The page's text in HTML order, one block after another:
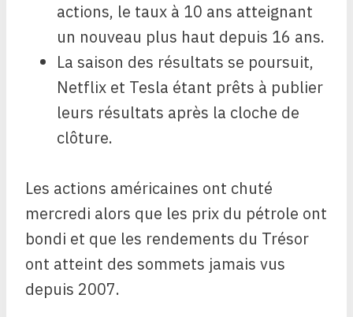
actions, le taux à 10 ans atteignant
un nouveau plus haut depuis 16 ans.
La saison des résultats se poursuit,
Netflix et Tesla étant prêts à publier
leurs résultats après la cloche de
clôture.
Les actions américaines ont chuté
mercredi alors que les prix du pétrole ont
bondi et que les rendements du Trésor
ont atteint des sommets jamais vus
depuis 2007.